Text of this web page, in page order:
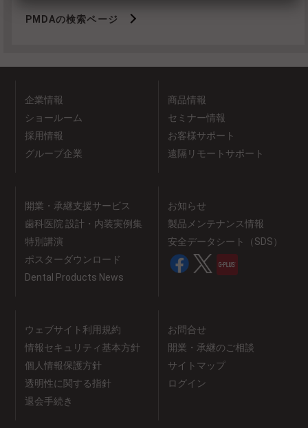
PMDAの検索ページ
企業情報
ショールーム
採用情報
グループ企業
商品情報
セミナー情報
お客様サポート
遠隔リモートサポート
開業・承継支援サービス
歯科医院 設計・内装実例集
特別講演
ポスターダウンロード
Dental Products News
お知らせ
製品メンテナンス情報
安全データシート（SDS）
ウェブサイト利用規約
情報セキュリティ基本方針
個人情報保護方針
透明性に関する指針
退会手続き
お問合せ
開業・承継のご相談
サイトマップ
ログイン